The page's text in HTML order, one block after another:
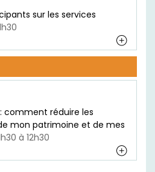
sur les services
à 11h30
comment réduire les
mon patrimoine et de mes
11h30 à 12h30